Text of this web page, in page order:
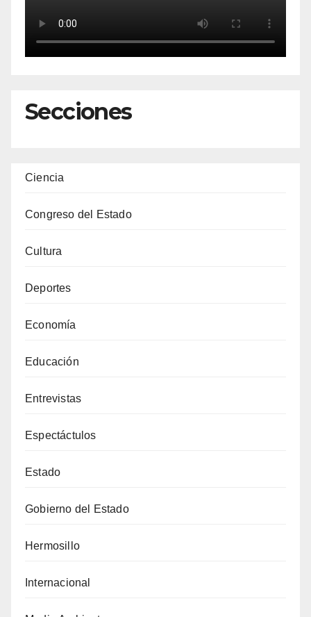
Secciones
Ciencia
Congreso del Estado
Cultura
Deportes
Economía
Educación
Entrevistas
Espectáctulos
Estado
Gobierno del Estado
Hermosillo
Internacional